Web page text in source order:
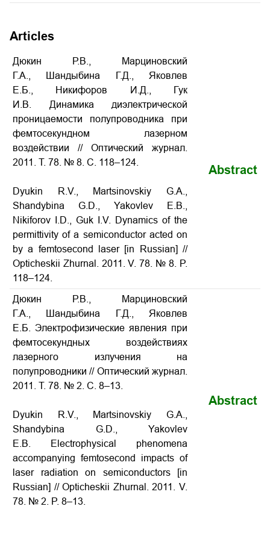
Articles
Дюкин Р.В., Марциновский
Г.А., Шандыбина Г.Д., Яковлев
Е.Б., Никифоров И.Д., Гук
И.В. Динамика диэлектрической
проницаемости полупроводника при
фемтосекундном лазерном
воздействии // Оптический журнал.
2011. Т. 78. № 8. С. 118–124.
Dyukin R.V., Martsinovskiy G.A.,
Shandybina G.D., Yakovlev E.B.,
Nikiforov I.D., Guk I.V. Dynamics of the
permittivity of a semiconductor acted on
by a femtosecond laser [in Russian] //
Opticheskii Zhurnal. 2011. V. 78. № 8. P.
118–124.
Abstract
Дюкин Р.В., Марциновский
Г.А., Шандыбина Г.Д., Яковлев
Е.Б. Электрофизические явления при
фемтосекундных воздействиях
лазерного излучения на
полупроводники // Оптический журнал.
2011. Т. 78. № 2. С. 8–13.
Dyukin R.V., Martsinovskiy G.A.,
Shandybina G.D., Yakovlev
E.B. Electrophysical phenomena
accompanying femtosecond impacts of
laser radiation on semiconductors [in
Russian] // Opticheskii Zhurnal. 2011. V.
78. № 2. P. 8–13.
Abstract